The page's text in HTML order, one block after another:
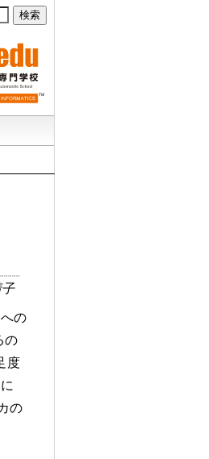
TM
の
の
度
の